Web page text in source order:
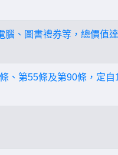
、圖書禮券等，總價值
、第55條及第90條，定自